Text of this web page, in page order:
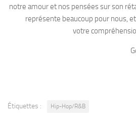
notre amour et nos pensées sur son
représente beaucoup pour nous,
votre
Étiquettes : Hip-Hop/R&B